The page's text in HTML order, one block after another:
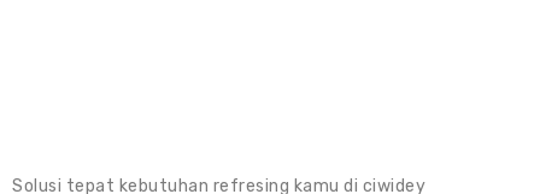
Solusi tepat kebutuhan refresing kamu di ciwidey